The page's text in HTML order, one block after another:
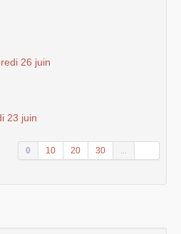
26 juin
23 juin
0 10 20 30 ...